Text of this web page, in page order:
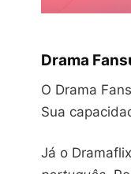
Drama
O Drama
Sua
Já o